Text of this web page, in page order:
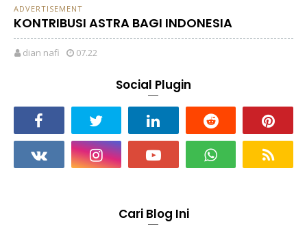
ADVERTISEMENT
KONTRIBUSI ASTRA BAGI INDONESIA
dian nafi 07.22
Social Plugin
Cari Blog Ini